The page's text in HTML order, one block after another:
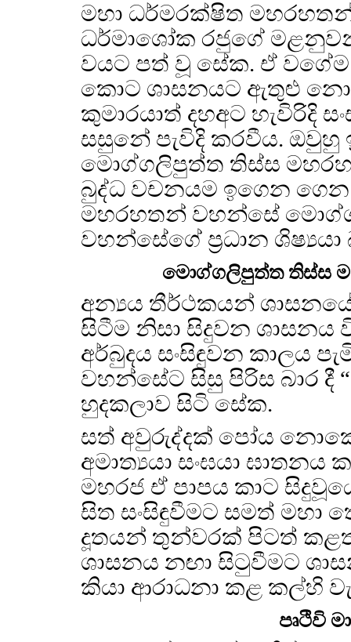
මහා ධර්මරක්ෂිත
ධර්මාශෝක රජුගේ
වයට පත් වූ සේක. ඒ
කොට ශාසනයට ඇතුළු
කුමාරයාත් දහඅට හැවිරිදි
සසුනේ පැවිදි කරවීය. ඔවුහු
මොග්ගලිපුත්ත තිස්ස
බුද්ධ වචනයම ඉගෙන
මහරහතන් වහන්සේ
වහන්සේගේ ප්‍රධාන
මොග්ගලිපුත්ත තිස්ස
අන්‍යය තීර්ථකයන්
සිටීම නිසා සිදුවන
අර්බුදය සංසිඳුවන කාලය
වහන්සේට සිසු පිරිස බාර දී
හුදකලාව සිටි සේක.
සත් අවුරුද්දක් පෝය
අමාත්‍යයා සංඝයා
මහරජ ඒ පාපය කාට
සිත සංසිඳුවීමට සමත් මහා
දූතයන් තුන්වරක් පිටත්
ශාසනය නඟා සිටුවීමට
කියා ආරාධනා කළ කල්හි
පෘථිවි